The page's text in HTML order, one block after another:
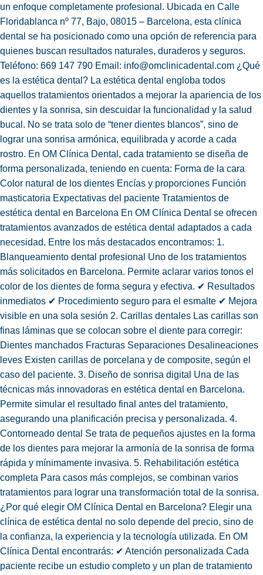
un enfoque completamente profesional. Ubicada en Calle
Floridablanca nº 77, Bajo, 08015 – Barcelona, esta clínica
dental se ha posicionado como una opción de referencia para
quienes buscan resultados naturales, duraderos y seguros.
Teléfono: 669 147 790 Email: info@omclinicadental.com ¿Qué
es la estética dental? La estética dental engloba todos
aquellos tratamientos orientados a mejorar la apariencia de los
dientes y la sonrisa, sin descuidar la funcionalidad y la salud
bucal. No se trata solo de “tener dientes blancos”, sino de
lograr una sonrisa armónica, equilibrada y acorde a cada
rostro. En OM Clínica Dental, cada tratamiento se diseña de
forma personalizada, teniendo en cuenta: Forma de la cara
Color natural de los dientes Encías y proporciones Función
masticatoria Expectativas del paciente Tratamientos de
estética dental en Barcelona En OM Clínica Dental se ofrecen
tratamientos avanzados de estética dental adaptados a cada
necesidad. Entre los más destacados encontramos: 1.
Blanqueamiento dental profesional Uno de los tratamientos
más solicitados en Barcelona. Permite aclarar varios tonos el
color de los dientes de forma segura y efectiva. ✔ Resultados
inmediatos ✔ Procedimiento seguro para el esmalte ✔ Mejora
visible en una sola sesión 2. Carillas dentales Las carillas son
finas láminas que se colocan sobre el diente para corregir:
Dientes manchados Fracturas Separaciones Desalineaciones
leves Existen carillas de porcelana y de composite, según el
caso del paciente. 3. Diseño de sonrisa digital Una de las
técnicas más innovadoras en estética dental en Barcelona.
Permite simular el resultado final antes del tratamiento,
asegurando una planificación precisa y personalizada. 4.
Contorneado dental Se trata de pequeños ajustes en la forma
de los dientes para mejorar la armonía de la sonrisa de forma
rápida y mínimamente invasiva. 5. Rehabilitación estética
completa Para casos más complejos, se combinan varios
tratamientos para lograr una transformación total de la sonrisa.
¿Por qué elegir OM Clínica Dental en Barcelona? Elegir una
clínica de estética dental no solo depende del precio, sino de
la confianza, la experiencia y la tecnología utilizada. En OM
Clínica Dental encontrarás: ✔ Atención personalizada Cada
paciente recibe un estudio completo y un plan de tratamiento